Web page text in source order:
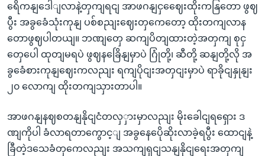
ရေိကနျဒေါျလာနဲ့တှကျရငျ အာဖဂနျငှဈေေးထိုးကနြတော ဖွဈ
ပွီး အခွခေံသုံးကုနျ ပစ်စညျးဈေးတှကေတော့ ထိုးတကျလာန
တောဖွဈပါတယျ။ ဘဏျတှေ ဆကျပိတျထားတဲ့အတှကျ စုငှ
တှေပေါ ထုတျမရပဲ ဖွဈနခြေိနျမှာပဲ ဂြုံတို့၊ ဆီတို့ ဆနျတို့လို အ
ခွခေံစားကုနျဈေးကလညျး ရကျပိုငျးအတှငျးမှာပဲ ရာခိုငျနှုနျး
၂၀ လောကျ ထိုးတကျသှားတာပါ။
အာဖဂနျနဈစတနျနိုငျငံတလှှားမှာလညျး မိုးခေါငျရရှေား ဒ
ဏျကိုပါ ခံလာရတာကွောင့ျ အခွနေပေိုဆိုးလာခဲ့ရပွီး ထောငျနဲ့
ခြီတဲ့ဒသေခံတှကေလညျး အသကျရှငျသနျနိုငျရေးအတှကျ